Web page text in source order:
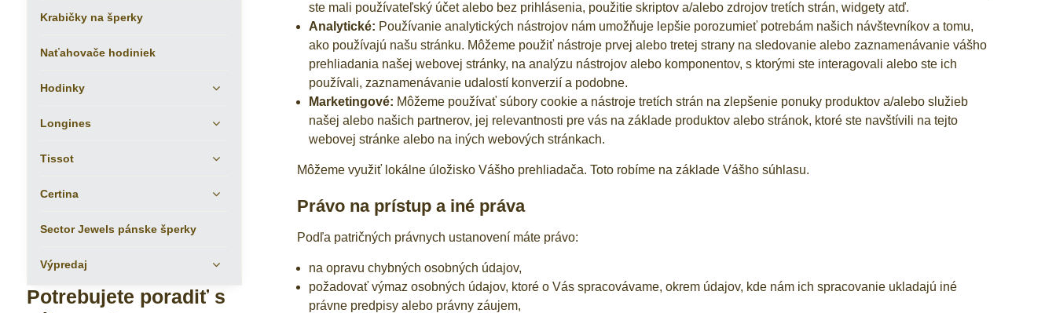
ste mali používateľský účet alebo bez prihlásenia, použitie skriptov a/alebo zdrojov tretích strán, widgety atď.
Analytické: Používanie analytických nástrojov nám umožňuje lepšie porozumieť potrebám našich návštevníkov a tomu,
ako používajú našu stránku. Môžeme použiť nástroje prvej alebo tretej strany na sledovanie alebo zaznamenávanie vášho
prehliadania našej webovej stránky, na analýzu nástrojov alebo komponentov, s ktorými ste interagovali alebo ste ich
používali, zaznamenávanie udalostí konverzií a podobne.
Marketingové: Môžeme používať súbory cookie a nástroje tretích strán na zlepšenie ponuky produktov a/alebo služieb
našej alebo našich partnerov, jej relevantnosti pre vás na základe produktov alebo stránok, ktoré ste navštívili na tejto
webovej stránke alebo na iných webových stránkach.
Môžeme využiť lokálne úložisko Vášho prehliadača. Toto robíme na základe Vášho súhlasu.
Právo na prístup a iné práva
Podľa patričných právnych ustanovení máte právo:
na opravu chybných osobných údajov,
požadovať výmaz osobných údajov, ktoré o Vás spracovávame, okrem údajov, kde nám ich spracovanie ukladajú iné
právne predpisy alebo právny záujem,
Krabičky na šperky
Naťahovače hodiniek
Hodinky
Longines
Tissot
Certina
Sector Jewels pánske šperky
Výpredaj
Potrebujete poradiť s